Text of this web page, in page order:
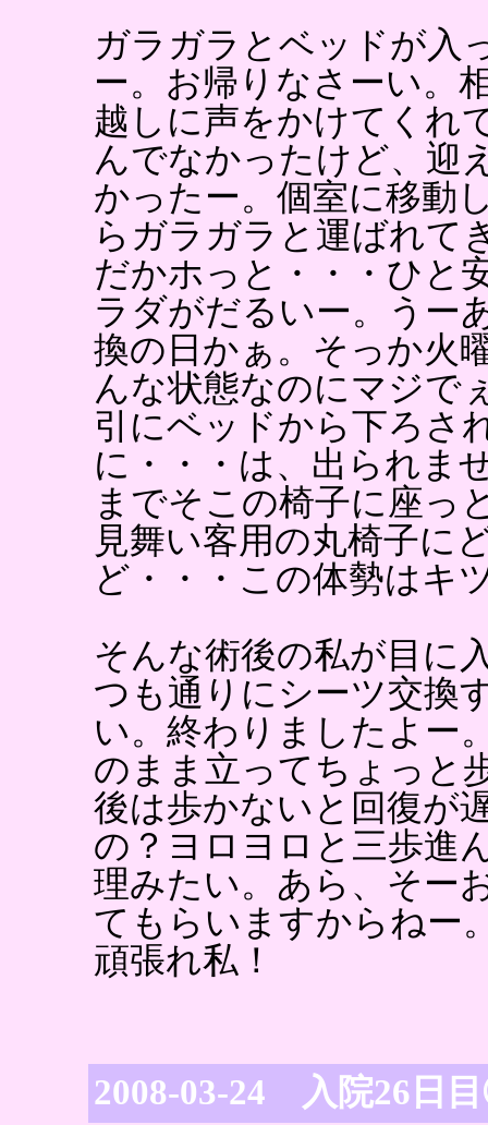
ガラガラとベッドが入
ー。お帰りなさーい。
越しに声をかけてくれ
んでなかったけど、迎
かったー。個室に移動
らガラガラと運ばれて
だかホっと・・・ひと
ラダがだるいー。うー
換の日かぁ。そっか火
んな状態なのにマジで
引にベッドから下ろさ
に・・・は、出られま
までそこの椅子に座っ
見舞い客用の丸椅子に
ど・・・この体勢はキ
そんな術後の私が目に
つも通りにシーツ交換
い。終わりましたよー
のまま立ってちょっと
後は歩かないと回復が
の？ヨロヨロと三歩進
理みたい。あら、そー
てもらいますからねー
頑張れ私！
2008-03-24 入院26日